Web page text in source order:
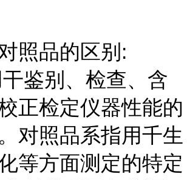
照品的区别:
鉴别、检查、含
正检定仪器性能的
对照品系指用千生
等方面测定的特定